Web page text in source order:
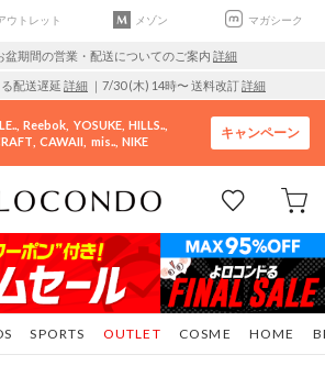
ウトレット メゾン マガシーク
盆期間の営業・配送についてのご案内 詳細
配送遅延 詳細 ｜7/30 (木) 14時〜 送料改訂詳細
Reebok YOSUKE HILLS..
CAWAII mis.. NIKE
キャンペーン
SPORTS COSME HOME
OUTLET